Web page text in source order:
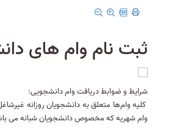
ثبت نام وام های
شرایط و ضوابط دریافت وام دانشجویی:
کلیه وام‌ها متعلق به دانشجویان روزانه
وام شهریه که مخصوص دانشجویان شبانه می